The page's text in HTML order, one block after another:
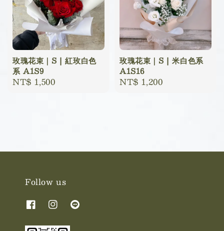
玫瑰花束｜S | 紅玫白色
系 A1S9
Regular
NT$ 1,500
玫瑰花束｜S | 米白色系
A1S16
Regular
NT$ 1,200
Follow us